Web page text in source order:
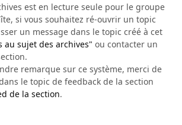
est en lecture seule pour le groupe
si vous souhaitez ré-ouvrir un topic
un message dans le topic créé à cet
au sujet des archives" ou contacter un
remarque sur ce système, merci de
le topic de feedback de la section
de la section.